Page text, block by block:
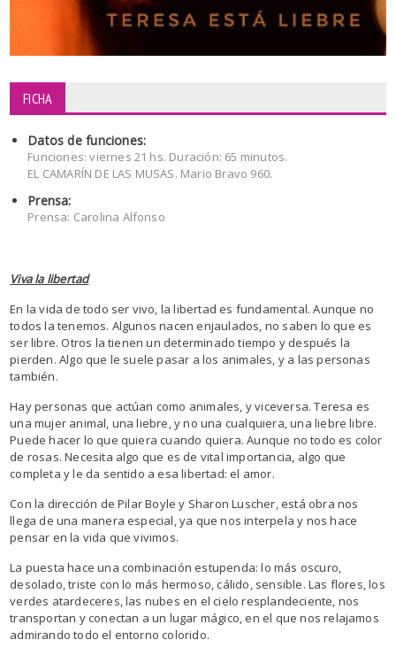
FICHA
Datos de funciones:
Funciones: viernes 21 hs. Duración: 65 minutos.
EL CAMARÍN DE LAS MUSAS. Mario Bravo 960.
Prensa:
Prensa: Carolina Alfonso
Viva la libertad
En la vida de todo ser vivo, la libertad es fundamental. Aunque no
todos la tenemos. Algunos nacen enjaulados, no saben lo que es
ser libre. Otros la tienen un determinado tiempo y después la
pierden. Algo que le suele pasar a los animales, y a las personas
también.
Hay personas que actúan como animales, y viceversa. Teresa es
una mujer animal, una liebre, y no una cualquiera, una liebre libre.
Puede hacer lo que quiera cuando quiera. Aunque no todo es color
de rosas. Necesita algo que es de vital importancia, algo que
completa y le da sentido a esa libertad: el amor.
Con la dirección de Pilar Boyle y Sharon Luscher, está obra nos
llega de una manera especial, ya que nos interpela y nos hace
pensar en la vida que vivimos.
La puesta hace una combinación estupenda: lo más oscuro,
desolado, triste con lo más hermoso, cálido, sensible. Las flores, los
verdes atardeceres, las nubes en el cielo resplandeciente, nos
transportan y conectan a un lugar mágico, en el que nos relajamos
admirando todo el entorno colorido.